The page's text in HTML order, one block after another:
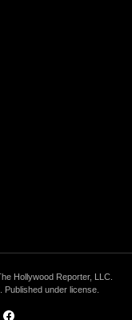
Hollywood Reporter, LLC.
under license.